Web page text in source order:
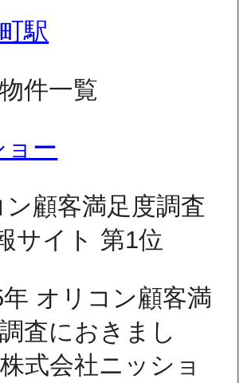
駅
件一覧
オリコン顧客満
査におきまし
式会社ニッショ